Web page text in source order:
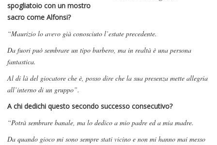
spogliatoio con un mostro
sacro come Alfonsi?
“Maurizio lo avevo già conosciuto l’estate precedente.
Da fuori può sembrare un tipo burbero, ma in realtà è una persona
fantastica.
Al di là del giocatore che è, posso dire che la sua presenza mette allegria
all’interno di un gruppo”.
A chi dedichi questo secondo successo consecutivo?
“Potrà sembrare banale, ma lo dedico a mio padre ed a mia madre.
Da quando gioco mi sono sempre stati vicino e non mi hanno mai messo